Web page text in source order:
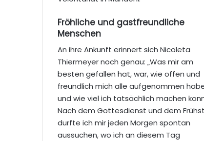
Fröhliche und gastfreundliche
Menschen
An ihre Ankunft erinnert sich Nicoleta
Thiermeyer noch genau: „Was mir am
besten gefallen hat, war, wie offen und
freundlich mich alle aufgenommen
und wie viel ich tatsächlich machen
Nach dem Gottesdienst und dem
durfte ich mir jeden Morgen spontan
aussuchen, wo ich an diesem Tag